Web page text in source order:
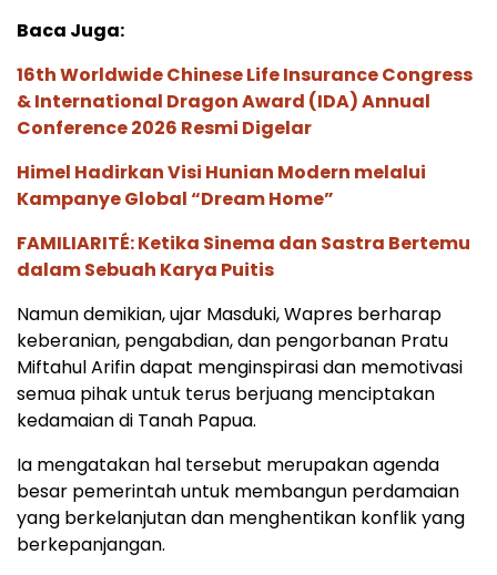
Baca Juga:
16th Worldwide Chinese Life Insurance Congress
& International Dragon Award (IDA) Annual
Conference 2026 Resmi Digelar
Himel Hadirkan Visi Hunian Modern melalui
Kampanye Global “Dream Home”
FAMILIARITÉ: Ketika Sinema dan Sastra Bertemu
dalam Sebuah Karya Puitis
Namun demikian, ujar Masduki, Wapres berharap
keberanian, pengabdian, dan pengorbanan Pratu
Miftahul Arifin dapat menginspirasi dan memotivasi
semua pihak untuk terus berjuang menciptakan
kedamaian di Tanah Papua.
Ia mengatakan hal tersebut merupakan agenda
besar pemerintah untuk membangun perdamaian
yang berkelanjutan dan menghentikan konflik yang
berkepanjangan.